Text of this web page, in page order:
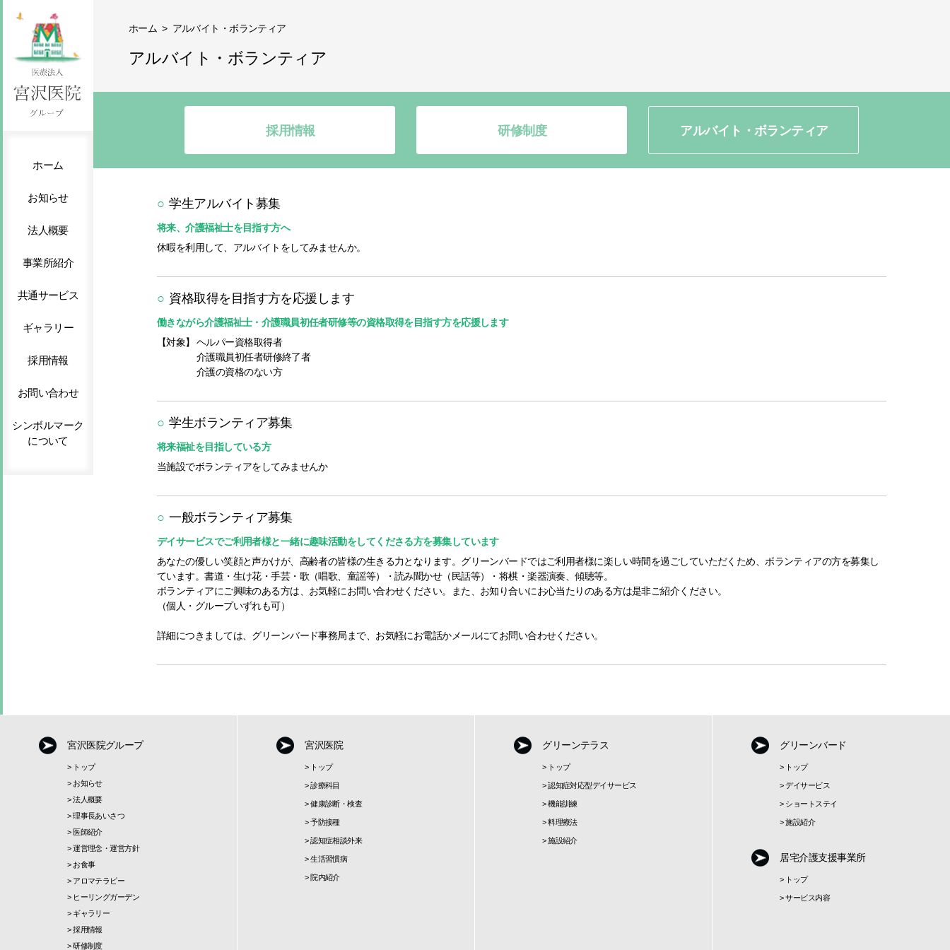
ホーム
お知らせ
法人概要
事業所紹介
共通サービス
ギャラリー
採用情報
お問い合わせ
シンボルマーク
について
ホーム > アルバイト・ボランティア
アルバイト・ボランティア
採用情報 研修制度 アルバイト・ボランティア
○ 学生アルバイト募集
将来、介護福祉士を目指す方へ
休暇を利用して、アルバイトをしてみませんか。
○ 資格取得を目指す方を応援します
働きながら介護福祉士・介護職員初任者研修等の資格取得を目指す方を応援します
【対象】
ヘルパー資格取得者
介護職員初任者研修終了者
介護の資格のない方
○ 学生ボランティア募集
将来福祉を目指している方
当施設でボランティアをしてみませんか
○ 一般ボランティア募集
デイサービスでご利用者様と一緒に趣味活動をしてくださる方を募集しています
あなたの優しい笑顔と声かけが、高齢者の皆様の生きる力となります。グリーンバードではご利用者様に楽しい時間を過ごしていただくため、ボランティアの方を募集し
ています。書道・生け花・手芸・歌（唱歌、童謡等）・読み聞かせ（民話等）・将棋・楽器演奏、傾聴等。
ボランティアにご興味のある方は、お気軽にお問い合わせください。また、お知り合いにお心当たりのある方は是非ご紹介ください。
（個人・グループいずれも可）
詳細につきましては、グリーンバード事務局まで、お気軽にお電話かメールにてお問い合わせください。
宮沢医院グループ
> トップ
> お知らせ
>法人概要
>理事長あいさつ
>医師紹介
>運営理念・運営方針
> お食事
> アロマテラピー
> ヒーリングガーデン
> ギャラリー
>採用情報
>研修制度
宮沢医院
> トップ
>診療科目
>健康診断・検査
>予防接種
>認知症相談外来
>生活習慣病
>院内紹介
グリーンテラス
> トップ
>認知症対応型デイサービス
>機能訓練
>料理療法
>施設紹介
グリーンバード
> トップ
>デイサービス
> ショートステイ
>施設紹介
居宅介護支援事業所
> トップ
>サービス内容